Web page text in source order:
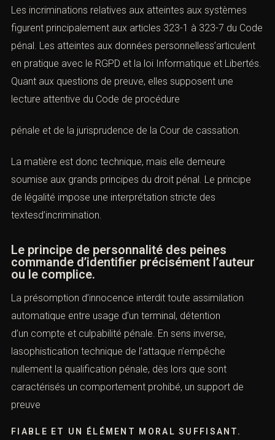
“Informatique et Libertés”, ainsi que sur de multiples
INFLUENCES EUROPÉENNES.
Les incriminations relatives aux atteintes aux systèmes
figurent principalement aux articles
323-1 à 323-7 du
Code pénal
. Les atteintes aux données
laloi Informatique et Libertés . Quant aux questions de
procédure
pénaleet de la jurisprudence de la Cour de cassation.
soumise aux grands principes du droit pénal. Le principe
de légalité impose une interprétation stricte des
textesd’incrimination.
Le principe de personnalité des peines
commande d’identifier précisément l’auteur
ou le complice.
La présomption d’innocence interdit toute assimilation
automatique entre usage d’un terminal, détention
nullement la qualification pénale, dès lors que sont